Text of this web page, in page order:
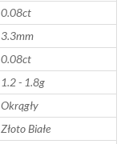
0.08ct
3.3mm
0.08ct
1.2 - 1.8g
Okrągły
Złoto Białe